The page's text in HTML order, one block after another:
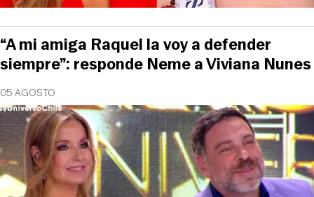
05 AGOSTO
“A mi amiga Raquel la voy a defender
siempre”: responde Neme a Viviana Nunes